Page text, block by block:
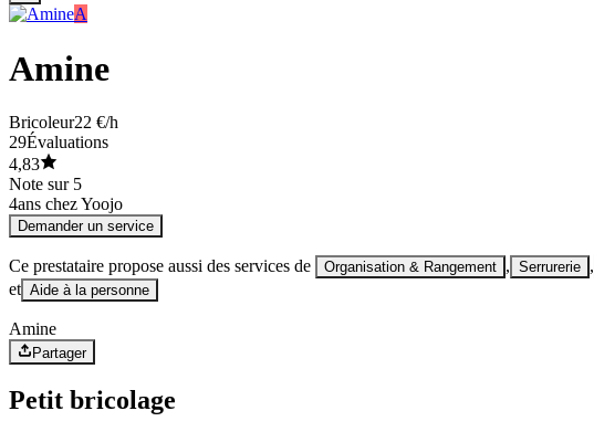
A
Amine
Bricoleur22 €/h
29Évaluations
4,83
Note sur 5
4ans chez Yoojo
Demander un service
Ce prestataire propose aussi des services de Organisation & Rangement , Serrurerie ,
et Aide à la personne
Amine
Partager
Petit bricolage